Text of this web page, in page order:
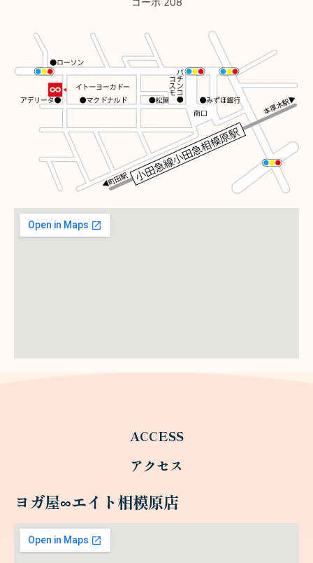
ACCESS
アクセス
ヨガ屋∞エイト相模原店